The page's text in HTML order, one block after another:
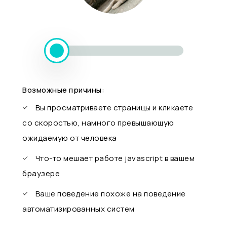
Возможные причины:
Вы просматриваете страницы и кликаете
со скоростью, намного превышающую
ожидаемую от человека
Что-то мешает работе javascript в вашем
браузере
Ваше поведение похоже на поведение
автоматизированных систем